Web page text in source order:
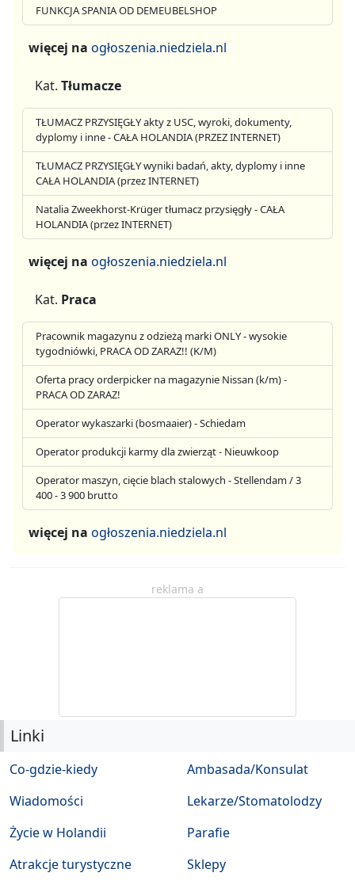
FUNKCJA SPANIA OD DEMEUBELSHOP
więcej na ogłoszenia.niedziela.nl
Kat. Tłumacze
TŁUMACZ PRZYSIĘGŁY akty z USC, wyroki, dokumenty,
dyplomy i inne - CAŁA HOLANDIA (PRZEZ INTERNET)
TŁUMACZ PRZYSIĘGŁY wyniki badań, akty, dyplomy i inne
CAŁA HOLANDIA (przez INTERNET)
Natalia Zweekhorst-Krüger tłumacz przysięgły - CAŁA
HOLANDIA (przez INTERNET)
więcej na ogłoszenia.niedziela.nl
Kat. Praca
Pracownik magazynu z odzieżą marki ONLY - wysokie
tygodniówki, PRACA OD ZARAZ!! (K/M)
Oferta pracy orderpicker na magazynie Nissan (k/m) -
PRACA OD ZARAZ!
Operator wykaszarki (bosmaaier) - Schiedam
Operator produkcji karmy dla zwierząt - Nieuwkoop
Operator maszyn, cięcie blach stalowych - Stellendam / 3
400 - 3 900 brutto
więcej na ogłoszenia.niedziela.nl
reklama a
Linki
Co-gdzie-kiedy
Wiadomości
Życie w Holandii
Atrakcje turystyczne
Ambasada/Konsulat
Lekarze/Stomatolodzy
Parafie
Sklepy